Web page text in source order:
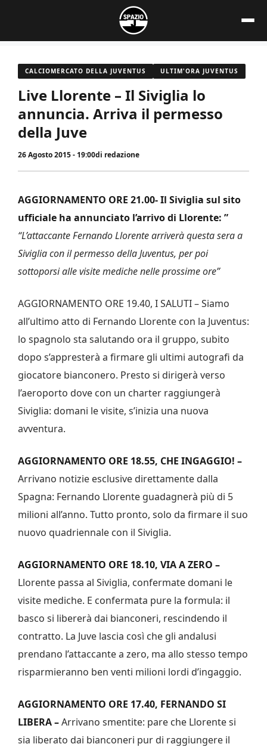
contenuto
CALCIOMERCATO DELLA JUVENTUS ULTIM'ORA JUVENTUS
Live Llorente – Il Siviglia lo
annuncia. Arriva il permesso
della Juve
26 Agosto 2015 - 19:00di redazione
AGGIORNAMENTO ORE 21.00- Il Siviglia sul sito
ufficiale ha annunciato l’arrivo di Llorente: ”
“L’attaccante Fernando Llorente arriverà questa sera a
Siviglia con il permesso della Juventus, per poi
sottoporsi alle visite mediche nelle prossime ore”
AGGIORNAMENTO ORE 19.40, I SALUTI – Siamo
all’ultimo atto di Fernando Llorente con la Juventus:
lo spagnolo sta salutando ora il gruppo, subito
dopo s’appresterà a firmare gli ultimi autografi da
giocatore bianconero. Presto si dirigerà verso
l’aeroporto dove con un charter raggiungerà
Siviglia: domani le visite, s’inizia una nuova
avventura.
AGGIORNAMENTO ORE 18.55, CHE INGAGGIO! –
Arrivano notizie esclusive direttamente dalla
Spagna: Fernando Llorente guadagnerà più di 5
milioni all’anno. Tutto pronto, solo da firmare il suo
nuovo quadriennale con il Siviglia.
AGGIORNAMENTO ORE 18.10, VIA A ZERO –
Llorente passa al Siviglia, confermate domani le
visite mediche. E confermata pure la formula: il
basco si libererà dai bianconeri, rescindendo il
contratto. La Juve lascia così che gli andalusi
prendano l’attaccante a zero, ma allo stesso tempo
risparmieranno ben venti milioni lordi d’ingaggio.
AGGIORNAMENTO ORE 17.40, FERNANDO SI
LIBERA –Arrivano smentite: pare che Llorente si
sia liberato dai bianconeri pur di raggiungere il